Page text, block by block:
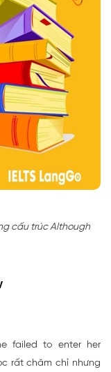
cấu trúc Although
failed to enter her
rất chăm chỉ nhưng